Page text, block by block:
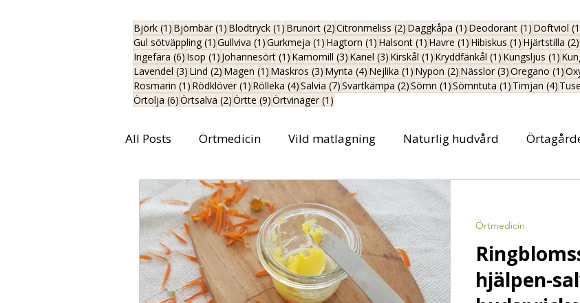
Björk (1) 1 inlägg
Björnbär (1) 1 inlägg
Blodtryck (1) 1 inlägg
Brunört (2)2 inlägg
Citronmeliss (2) 2 inlägg
Daggkåpa (1) 1 inlägg
Deodorant (1) 1 inlägg
Doftviol
Gul sötväppling (1)1 inlägg
Gullviva (1)1 inlägg
Gurkmeja (1) 1 inlägg
Hagtorn (1) 1 inlägg
Halsont (1) 1 inlägg
Havre (1) 1 inlägg
Hibiskus (1) 1 inlägg
Hjärtstilla (2)
Ingefära (6) 6 inlägg
Isop (1) 1 inlägg
Johannesört (1) 1 inlägg
Kamomill (3) 3 inlägg
Kanel (3) 3 inlägg
Kirskål (1) 1 inlägg
Kryddfänkål (1) 1 inlägg
Kungsljus (1) 1
Lavendel (3) 3 inlägg
Lind (2) 2 inlägg
Magen (1) 1 inlägg
Maskros (3) 3 inlägg
Mynta (4) 4 inlägg
Nejlika (1) 1 inlägg
Nypon (2) 2 inlägg
Nässlor (3)3 inlägg
Oregano (1)1
Rosmarin (1) 1 inlägg
Rödklöver (1) 1 inlägg
Rölleka (4)4 inlägg
Salvia (7)7 inlägg
Svartkämpa (2)2 inlägg
Sömn (1)1 inlägg
Sömntuta (1) 1 inlägg
Timjan (4) 4
Örtolja (6)6 inlägg
Örtsalva (2)2 inlägg
Örtte (9)9 inlägg
Örtvinäger (1)
All Posts Örtmedicin Vild matlagning Naturlig hudvård
hjälpen-
Örtmedicin